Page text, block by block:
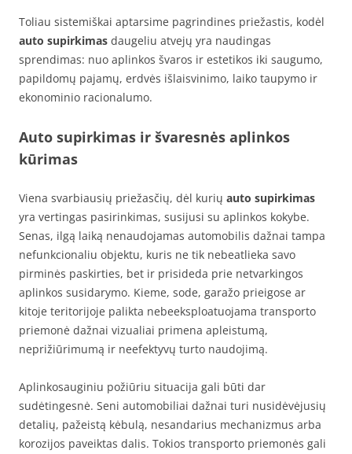
Toliau sistemiškai aptarsime pagrindines priežastis, kodėl
auto supirkimas daugeliu atvejų yra naudingas
sprendimas: nuo aplinkos švaros ir estetikos iki saugumo,
papildomų pajamų, erdvės išlaisvinimo, laiko taupymo ir
ekonominio racionalumo.
Auto supirkimas ir švaresnės aplinkos
kūrimas
Viena svarbiausių priežasčių, dėl kurių auto supirkimas
yra vertingas pasirinkimas, susijusi su aplinkos kokybe.
Senas, ilgą laiką nenaudojamas automobilis dažnai tampa
nefunkcionaliu objektu, kuris ne tik nebeatlieka savo
pirminės paskirties, bet ir prisideda prie netvarkingos
aplinkos susidarymo. Kieme, sode, garažo prieigose ar
kitoje teritorijoje palikta nebeeksploatuojama transporto
priemonė dažnai vizualiai primena apleistumą,
neprižiūrimumą ir neefektyvų turto naudojimą.
Aplinkosauginiu požiūriu situacija gali būti dar
sudėtingesnė. Seni automobiliai dažnai turi nusidėvėjusių
detalių, pažeistą kėbulą, nesandarius mechanizmus arba
korozijos paveiktas dalis. Tokios transporto priemonės gali